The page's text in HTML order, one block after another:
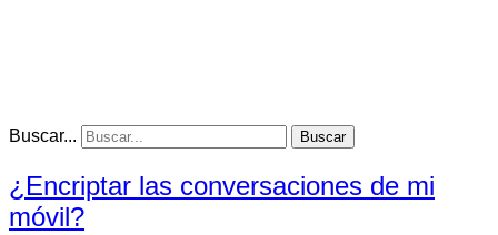
Buscar... Buscar
¿Encriptar las conversaciones de mi
móvil?